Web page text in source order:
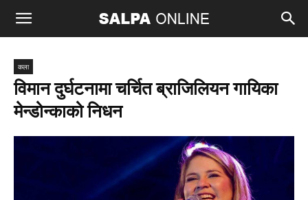
कला
विमान दुर्घटनामा चर्चित ब्राजिलियन गायिका
मेन्डोन्काको निधन